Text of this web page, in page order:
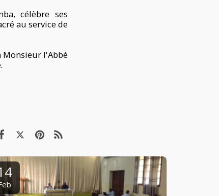
célèbre ses
au service de
Monsieur l'Abbé